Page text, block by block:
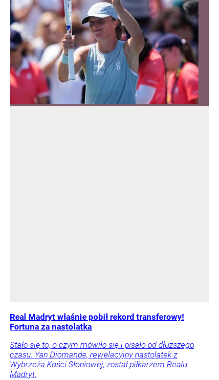
Real Madryt właśnie pobił rekord transferowy!
Fortuna za nastolatka
Stało się to, o czym mówiło się i pisało od dłuższego
czasu. Yan Diomande, rewelacyjny nastolatek z
Wybrzeża Kości Słoniowej, został piłkarzem Realu
Madryt.